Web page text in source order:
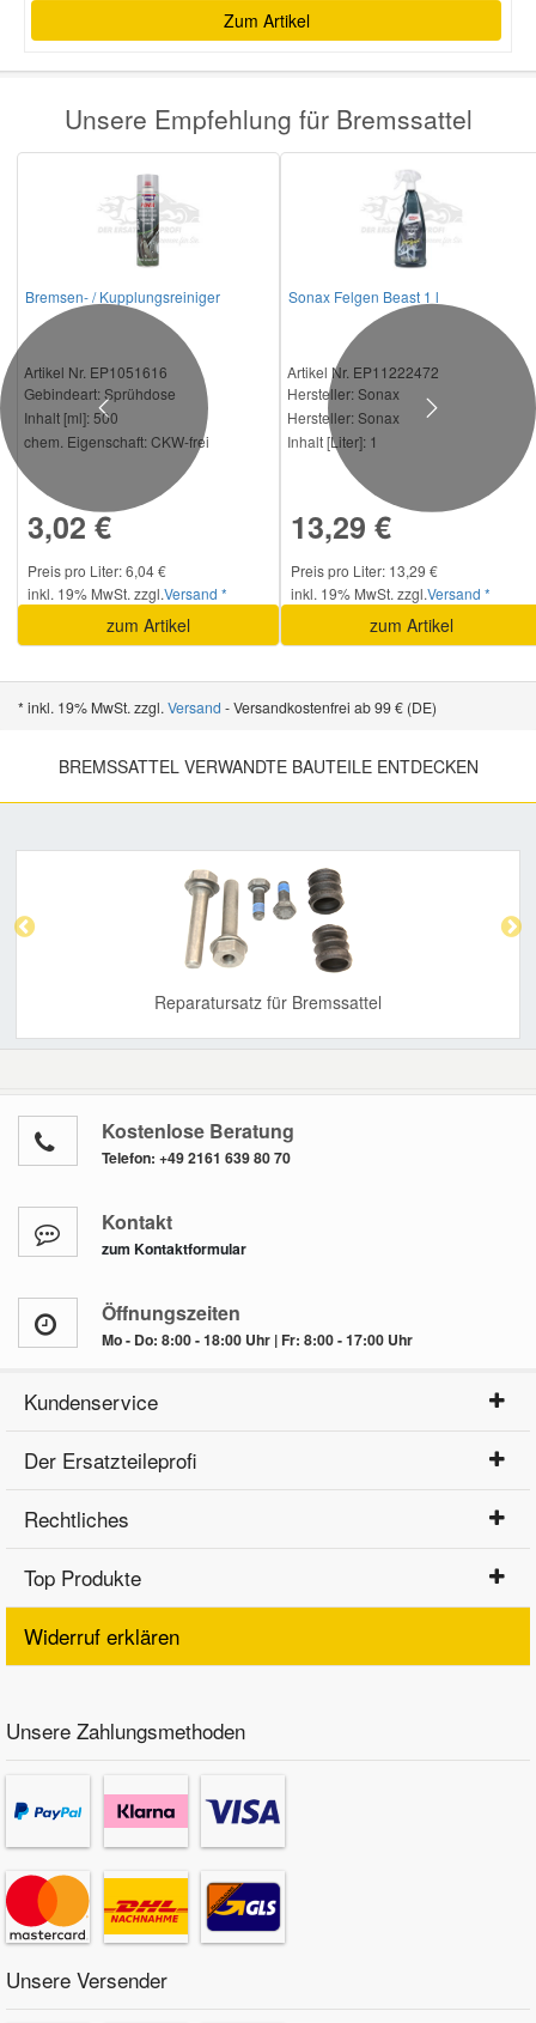
Zum Artikel
Unsere Empfehlung für Bremssattel
Bremsen- / Kupplungsreiniger
Artikel Nr. EP1051616
Gebindeart:Sprühdose
Inhalt [ml]: 500
chem. Eigenschaft:CKW-frei
3,02 €
Preis pro Liter: 6,04 €
inkl. 19% MwSt. zzgl.Versand *
zum Artikel
Sonax Felgen Beast 1 l
Artikel Nr. EP11222472
Hersteller: Sonax
Hersteller:Sonax
Inhalt [Liter]: 1
13,29 €
Preis pro Liter: 13,29 €
inkl. 19% MwSt. zzgl.Versand *
zum Artikel
Previous Next
* inkl. 19% MwSt. zzgl. Versand - Versandkostenfrei ab 99 € (DE)
BREMSSATTEL VERWANDTE BAUTEILE ENTDECKEN
Reparatursatz für Bremssattel
Kostenlose Beratung
Telefon: +49 2161 639 80 70
Kontakt
zum Kontaktformular
Öffnungszeiten
Mo - Do: 8:00 - 18:00 Uhr | Fr: 8:00 - 17:00 Uhr
Kundenservice
Der Ersatzteileprofi
Rechtliches
Top Produkte
Widerruf erklären
Unsere Zahlungsmethoden
Unsere Versender